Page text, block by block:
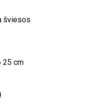
šviesos
25 cm